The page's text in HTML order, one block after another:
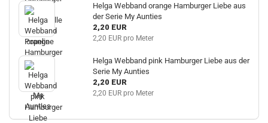
Helga Webband orange Hamburger Liebe aus
der Serie My Aunties
2,20 EUR
2,20 EUR pro Meter
Helga Webband pink Hamburger Liebe aus der
Serie My Aunties
2,20 EUR
2,20 EUR pro Meter